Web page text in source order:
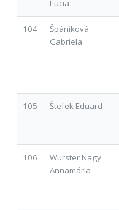
Lucia
104
Špániková
Gabriela
105 Štefek Eduard
106
Wurster Nagy
Annamária